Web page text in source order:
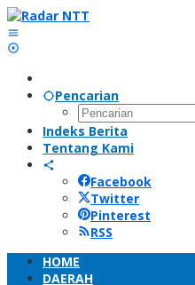
Lewati
ke
konten
Pencarian
Indeks Berita
Tentang Kami
Facebook
Twitter
Pinterest
RSS
HOME
DAERAH